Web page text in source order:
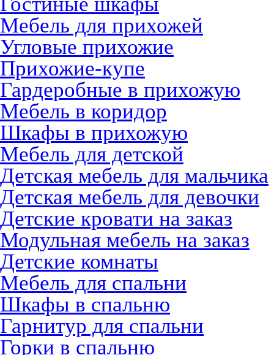
Мебель для прихожей
Угловые прихожие
Прихожие-купе
Гардеробные в прихожую
Мебель в коридор
Шкафы в прихожую
Мебель для детской
Детская мебель для мальчика
Детская мебель для девочки
Детские кровати на заказ
Модульная мебель на заказ
Детские комнаты
Мебель для спальни
Шкафы в спальню
Гарнитур для спальни
Горки в спальню